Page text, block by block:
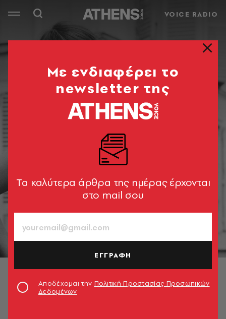
VOICE RADIO
© Mike McKeown/Daily Express/Getty Images
Mε ενδιαφέρει το
newsletter της
Tα καλύτερα άρθρα της ημέρας έρχονται
στο mail σου
ΕΓΓΡΑΦΗ
Αποδέχομαι την Πολιτική Προστασίας Προσωπικών
Δεδομένων